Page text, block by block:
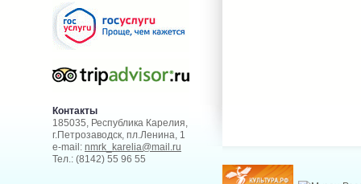
Контакты
185035, Республика Карелия,
г.Петрозаводск, пл.Ленина, 1
e-mail: nmrk_karelia@mail.ru
Тел.: (8142) 55 96 55